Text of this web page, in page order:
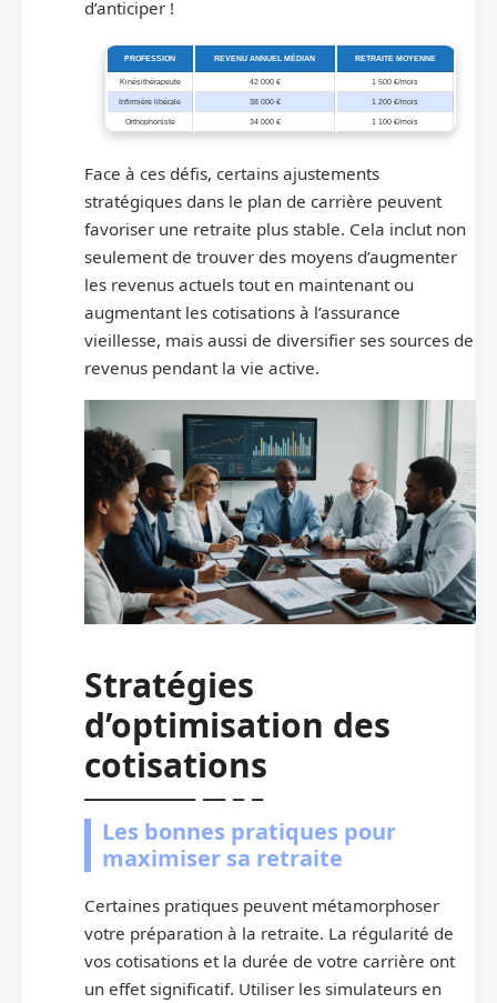
d’anticiper !
PROFESSION REVENU ANNUEL MÉDIAN RETRAITE MOYENNE
Kinésithérapeute 42 000 € 1 500 €/mois
Infirmière libérale 38 000 € 1 200 €/mois
Orthophoniste 34 000 € 1 100 €/mois
Face à ces défis, certains ajustements
stratégiques dans le plan de carrière peuvent
favoriser une retraite plus stable. Cela inclut non
seulement de trouver des moyens d’augmenter
les revenus actuels tout en maintenant ou
augmentant les cotisations à l’assurance
vieillesse, mais aussi de diversifier ses sources de
revenus pendant la vie active.
Stratégies
d’optimisation des
cotisations
Les bonnes pratiques pour
maximiser sa retraite
Certaines pratiques peuvent métamorphoser
votre préparation à la retraite. La régularité de
vos cotisations et la durée de votre carrière ont
un effet significatif. Utiliser les simulateurs en